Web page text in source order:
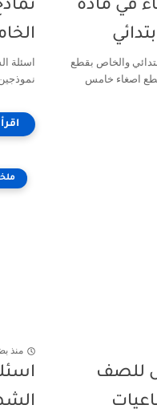
في مادة
والخاص بقطع
قطع اصغاء خامس
اسئلة
للصف
منذ